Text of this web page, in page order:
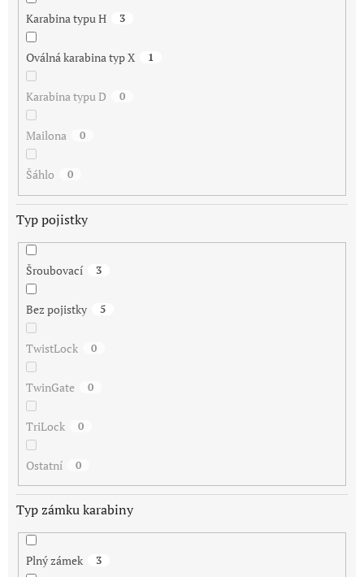
Karabina typu H 3
Oválná karabina typ X 1
Karabina typu D 0
Mailona 0
Šáhlo 0
Typ pojistky
Šroubovací 3
Bez pojistky 5
TwistLock 0
TwinGate 0
TriLock 0
Ostatní 0
Typ zámku karabiny
Plný zámek 3